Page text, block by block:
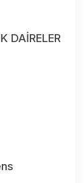
DAİRELER